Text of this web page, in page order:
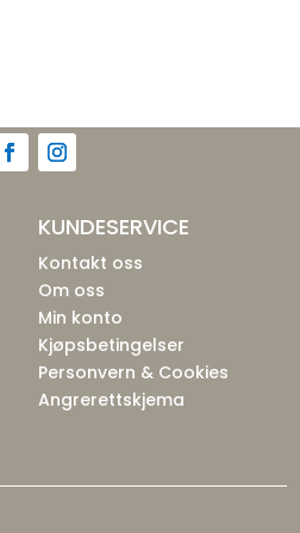
KUNDESERVICE
Kontakt oss
Om oss
Min konto
Kjøpsbetingelser
Personvern & Cookies
Angrerettskjema